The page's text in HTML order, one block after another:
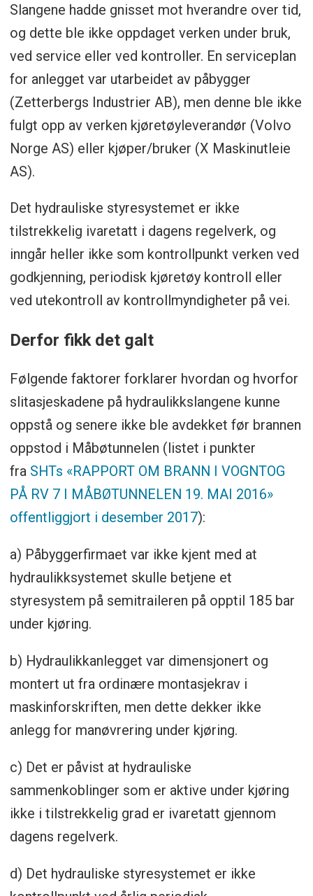
Slangene hadde gnisset mot hverandre over tid,
og dette ble ikke oppdaget verken under bruk,
ved service eller ved kontroller. En serviceplan
for anlegget var utarbeidet av påbygger
(Zetterbergs Industrier AB), men denne ble ikke
fulgt opp av verken kjøretøyleverandør (Volvo
Norge AS) eller kjøper/bruker (X Maskinutleie
AS).
Det hydrauliske styresystemet er ikke
tilstrekkelig ivaretatt i dagens regelverk, og
inngår heller ikke som kontrollpunkt verken ved
godkjenning, periodisk kjøretøy kontroll eller
ved utekontroll av kontrollmyndigheter på vei.
Derfor fikk det galt
Følgende faktorer forklarer hvordan og hvorfor
slitasjeskadene på hydraulikkslangene kunne
oppstå og senere ikke ble avdekket før brannen
oppstod i Måbøtunnelen (listet i punkter
fra SHTs «RAPPORT OM BRANN I VOGNTOG
PÅ RV 7 I MÅBØTUNNELEN 19. MAI 2016»
offentliggjort i desember 2017):
a) Påbyggerfirmaet var ikke kjent med at
hydraulikksystemet skulle betjene et
styresystem på semitraileren på opptil 185 bar
under kjøring.
b) Hydraulikkanlegget var dimensjonert og
montert ut fra ordinære montasjekrav i
maskinforskriften, men dette dekker ikke
anlegg for manøvrering under kjøring.
c) Det er påvist at hydrauliske
sammenkoblinger som er aktive under kjøring
ikke i tilstrekkelig grad er ivaretatt gjennom
dagens regelverk.
d) Det hydrauliske styresystemet er ikke